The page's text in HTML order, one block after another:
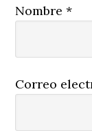
Nombre*
Correo